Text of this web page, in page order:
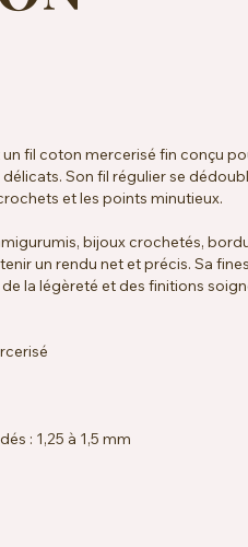
fil coton mercerisé fin conçu
Son fil régulier se
et les points minutieux.
bijoux crochetés,
un rendu net et précis. Sa
la légèreté et des finitions
: 1,25 à 1,5 mm
°C